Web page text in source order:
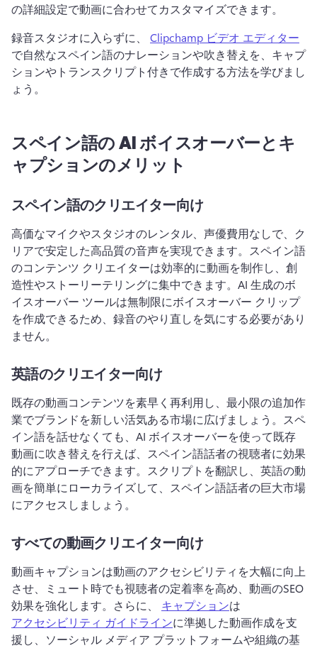
の詳細設定で動画に合わせてカスタマイズできます。
録音スタジオに入らずに、 Clipchamp ビデオ エディター
で自然なスペイン語のナレーションや吹き替えを、キャプ
ションやトランスクリプト付きで作成する方法を学びまし
ょう。
スペイン語の AI ボイスオーバーとキ
ャプションのメリット
スペイン語のクリエイター向け
高価なマイクやスタジオのレンタル、声優費用なしで、ク
リアで安定した高品質の音声を実現できます。 スペイン語
のコンテンツ クリエイターは効率的に動画を制作し、創
造性やストーリーテリングに集中できます。 AI 生成のボ
イスオーバー ツールは無制限にボイスオーバー クリップ
を作成できるため、録音のやり直しを気にする必要があり
ません。
英語のクリエイター向け
既存の動画コンテンツを素早く再利用し、最小限の追加作
業でブランドを新しい活気ある市場に広げましょう。 スペ
イン語を話せなくても、AI ボイスオーバーを使って既存
動画に吹き替えを行えば、スペイン語話者の視聴者に効果
的にアプローチできます。 スクリプトを翻訳し、英語の動
画を簡単にローカライズして、スペイン語話者の巨大市場
にアクセスしましょう。
すべての動画クリエイター向け
動画キャプションは動画のアクセシビリティを大幅に向上
させ、ミュート時でも視聴者の定着率を高め、動画のSEO
効果を強化します。 さらに、 キャプションは
アクセシビリティ ガイドラインに準拠した動画作成を支
援し、ソーシャル メディア プラットフォームや組織の基